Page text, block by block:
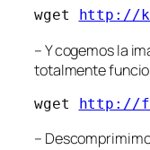
wget http://
– Y cogemos la
totalmente
wget http://
–